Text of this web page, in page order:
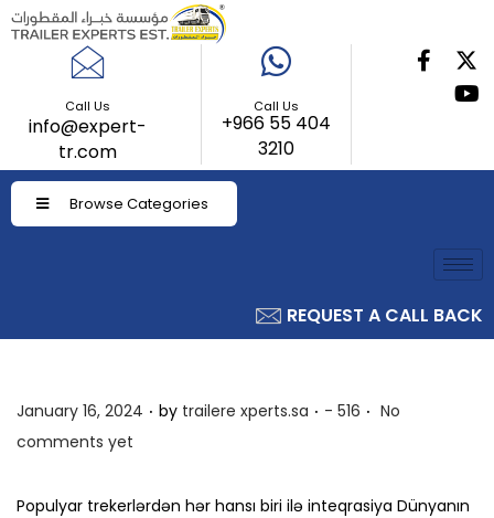
Call Us
info@expert-
tr.com
Call Us
+966 55 404
3210
Browse Categories
REQUEST A CALL BACK
P
o
t
January 16, 2024 . by trailere xperts.sa . P
t
- 516 . No
comments yet
Populyar trekerlərdən hər hansı biri ilə inteqrasiya Dünyanın